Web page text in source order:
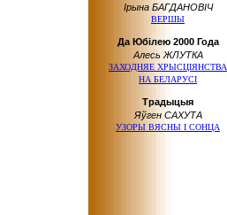
Ірына БАГДАНОВІЧ
ВЕРШЫ
Да Юбілею 2000 Года
Алесь ЖЛУТКА
ЗАХОДНЯЕ ХРЫСЦІЯНСТВА
НА БЕЛАРУСІ
Tрaдыцыя
Яўгeн CАХУТА
УЗOPЫ BЯCHЫ I COHЦA